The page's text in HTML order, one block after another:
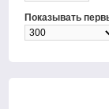
Показывать